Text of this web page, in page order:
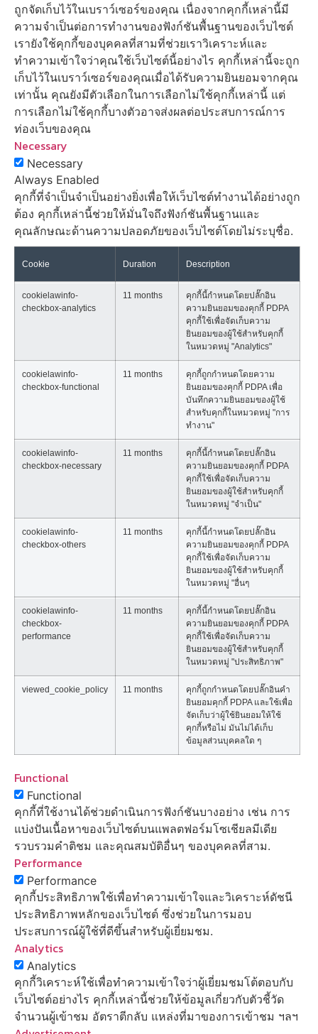
ถูกจัดเก็บไว้ในเบราว์เซอร์ของคุณ เนื่องจากคุกกี้เหล่านี้มี
ความจำเป็นต่อการทำงานของฟังก์ชันพื้นฐานของเว็บไซต์
เรายังใช้คุกกี้ของบุคคลที่สามที่ช่วยเราวิเคราะห์และ
ทำความเข้าใจว่าคุณใช้เว็บไซต์นี้อย่างไร คุกกี้เหล่านี้จะถูก
เก็บไว้ในเบราว์เซอร์ของคุณเมื่อได้รับความยินยอมจากคุณ
เท่านั้น คุณยังมีตัวเลือกในการเลือกไม่ใช้คุกกี้เหล่านี้ แต่
การเลือกไม่ใช้คุกกี้บางตัวอาจส่งผลต่อประสบการณ์การ
ท่องเว็บของคุณ
Necessary
Necessary
Always Enabled
คุกกี้ที่จำเป็นจำเป็นอย่างยิ่งเพื่อให้เว็บไซต์ทำงานได้อย่างถูก
ต้อง คุกกี้เหล่านี้ช่วยให้มั่นใจถึงฟังก์ชันพื้นฐานและ
คุณลักษณะด้านความปลอดภัยของเว็บไซต์โดยไม่ระบุชื่อ.
Cookie Duration Description
cookielawinfo-
checkbox-analytics
11 months
คุกกี้นี้กำหนดโดยปลั๊กอิน
ความยินยอมของคุกกี้ PDPA
คุกกี้ใช้เพื่อจัดเก็บความ
ยินยอมของผู้ใช้สำหรับคุกกี้
ในหมวดหมู่ "Analytics"
cookielawinfo-
checkbox-functional
11 months
คุกกี้ถูกกำหนดโดยความ
ยินยอมของคุกกี้ PDPA เพื่อ
บันทึกความยินยอมของผู้ใช้
สำหรับคุกกี้ในหมวดหมู่ "การ
ทำงาน"
cookielawinfo-
checkbox-necessary
11 months
คุกกี้นี้กำหนดโดยปลั๊กอิน
ความยินยอมของคุกกี้ PDPA
คุกกี้ใช้เพื่อจัดเก็บความ
ยินยอมของผู้ใช้สำหรับคุกกี้
ในหมวดหมู่ "จำเป็น"
cookielawinfo-
checkbox-others
11 months
คุกกี้นี้กำหนดโดยปลั๊กอิน
ความยินยอมของคุกกี้ PDPA
คุกกี้ใช้เพื่อจัดเก็บความ
ยินยอมของผู้ใช้สำหรับคุกกี้
ในหมวดหมู่ "อื่นๆ
cookielawinfo-
checkbox-
performance
11 months
คุกกี้นี้กำหนดโดยปลั๊กอิน
ความยินยอมของคุกกี้ PDPA
คุกกี้ใช้เพื่อจัดเก็บความ
ยินยอมของผู้ใช้สำหรับคุกกี้
ในหมวดหมู่ "ประสิทธิภาพ"
viewed_cookie_policy 11 months
คุกกี้ถูกกำหนดโดยปลั๊กอินคำ
ยินยอมคุกกี้ PDPA และใช้เพื่อ
จัดเก็บว่าผู้ใช้ยินยอมให้ใช้
คุกกี้หรือไม่ มันไม่ได้เก็บ
ข้อมูลส่วนบุคคลใด ๆ
Functional
Functional
คุกกี้ที่ใช้งานได้ช่วยดำเนินการฟังก์ชันบางอย่าง เช่น การ
แบ่งปันเนื้อหาของเว็บไซต์บนแพลตฟอร์มโซเชียลมีเดีย
รวบรวมคำติชม และคุณสมบัติอื่นๆ ของบุคคลที่สาม.
Performance
Performance
คุกกี้ประสิทธิภาพใช้เพื่อทำความเข้าใจและวิเคราะห์ดัชนี
ประสิทธิภาพหลักของเว็บไซต์ ซึ่งช่วยในการมอบ
ประสบการณ์ผู้ใช้ที่ดีขึ้นสำหรับผู้เยี่ยมชม.
Analytics
Analytics
คุกกี้วิเคราะห์ใช้เพื่อทำความเข้าใจว่าผู้เยี่ยมชมโต้ตอบกับ
เว็บไซต์อย่างไร คุกกี้เหล่านี้ช่วยให้ข้อมูลเกี่ยวกับตัวชี้วัด
จำนวนผู้เข้าชม อัตราตีกลับ แหล่งที่มาของการเข้าชม ฯลฯ